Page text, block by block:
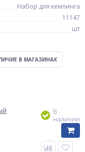
Набор для кемпинга
11147
шт
В МАГАЗИНАХ
В
наличии